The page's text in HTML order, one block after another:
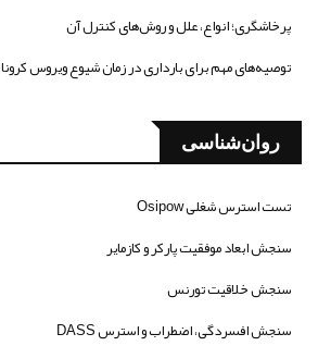
پرخاشگری؛ انواع، علل و روش‌های کنترل آن
توصیه‌های مهم برای بارداری در زمان شیوع ویروس کرونا
روان‌شناسی
تست استرس شغلی Osipow
سنجش ابعاد موفقیت پارکر و کازمایر
سنجش خلاقیت تورنس
سنجش افسردگی، اضطراب و استرس DASS